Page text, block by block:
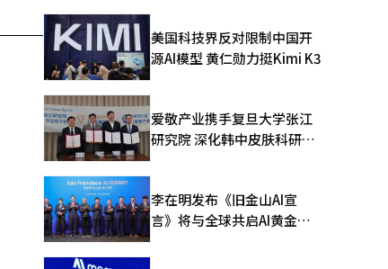
美国科技界反对限制中国开
源AI模型 黄仁勋力挺Kimi K3
爱敬产业携手复旦大学张江
研究院 深化韩中皮肤科研合
李在明发布《旧金山AI宣
言》将与全球共启AI黄金时